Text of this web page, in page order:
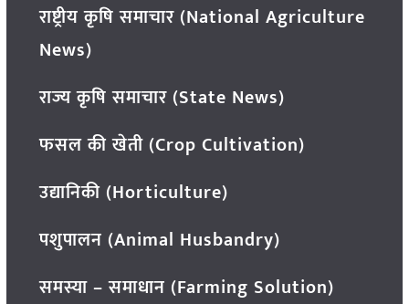
राष्ट्रीय कृषि समाचार (National Agriculture
News)
राज्य कृषि समाचार (State News)
फसल की खेती (Crop Cultivation)
उद्यानिकी (Horticulture)
पशुपालन (Animal Husbandry)
समस्या – समाधान (Farming Solution)